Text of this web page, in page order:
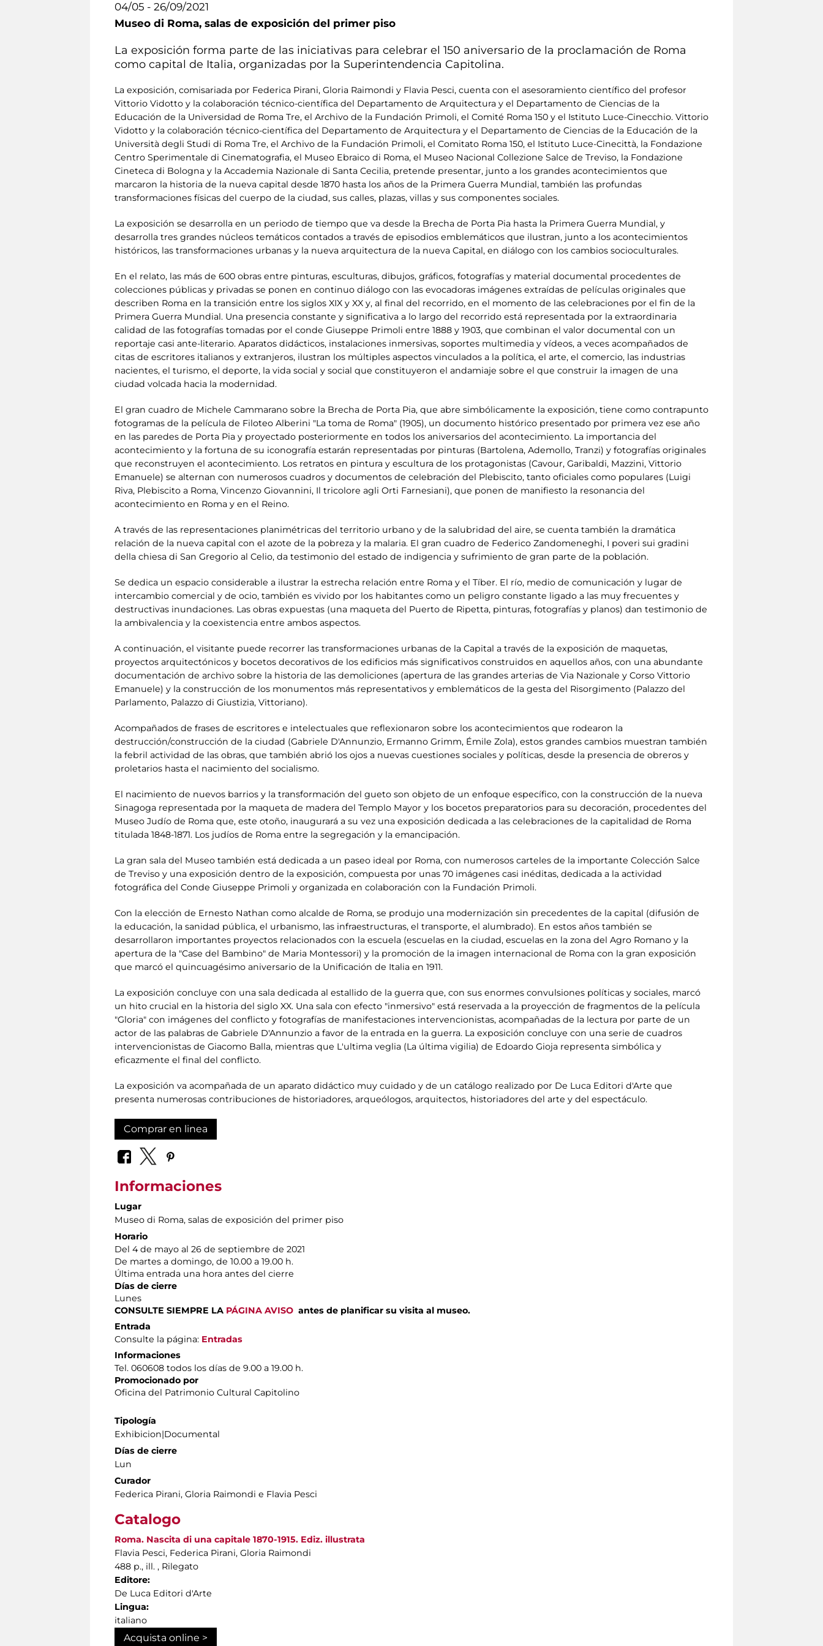
04/05 - 26/09/2021
Museo di Roma, salas de exposición del primer piso
La exposición forma parte de las iniciativas para celebrar el 150 aniversario de la proclamación de Roma
como capital de Italia, organizadas por la Superintendencia Capitolina.
La exposición, comisariada por Federica Pirani, Gloria Raimondi y Flavia Pesci, cuenta con el asesoramiento científico del profesor
Vittorio Vidotto y la colaboración técnico-científica del Departamento de Arquitectura y el Departamento de Ciencias de la
Educación de la Universidad de Roma Tre, el Archivo de la Fundación Primoli, el Comité Roma 150 y el Istituto Luce-Cinecchio. Vittorio
Vidotto y la colaboración técnico-científica del Departamento de Arquitectura y el Departamento de Ciencias de la Educación de la
Università degli Studi di Roma Tre, el Archivo de la Fundación Primoli, el Comitato Roma 150, el Istituto Luce-Cinecittà, la Fondazione
Centro Sperimentale di Cinematografia, el Museo Ebraico di Roma, el Museo Nacional Collezione Salce de Treviso, la Fondazione
Cineteca di Bologna y la Accademia Nazionale di Santa Cecilia, pretende presentar, junto a los grandes acontecimientos que
marcaron la historia de la nueva capital desde 1870 hasta los años de la Primera Guerra Mundial, también las profundas
transformaciones físicas del cuerpo de la ciudad, sus calles, plazas, villas y sus componentes sociales.
La exposición se desarrolla en un periodo de tiempo que va desde la Brecha de Porta Pia hasta la Primera Guerra Mundial, y
desarrolla tres grandes núcleos temáticos contados a través de episodios emblemáticos que ilustran, junto a los acontecimientos
históricos, las transformaciones urbanas y la nueva arquitectura de la nueva Capital, en diálogo con los cambios socioculturales.
En el relato, las más de 600 obras entre pinturas, esculturas, dibujos, gráficos, fotografías y material documental procedentes de
colecciones públicas y privadas se ponen en continuo diálogo con las evocadoras imágenes extraídas de películas originales que
describen Roma en la transición entre los siglos XIX y XX y, al final del recorrido, en el momento de las celebraciones por el fin de la
Primera Guerra Mundial. Una presencia constante y significativa a lo largo del recorrido está representada por la extraordinaria
calidad de las fotografías tomadas por el conde Giuseppe Primoli entre 1888 y 1903, que combinan el valor documental con un
reportaje casi ante-literario. Aparatos didácticos, instalaciones inmersivas, soportes multimedia y vídeos, a veces acompañados de
citas de escritores italianos y extranjeros, ilustran los múltiples aspectos vinculados a la política, el arte, el comercio, las industrias
nacientes, el turismo, el deporte, la vida social y social que constituyeron el andamiaje sobre el que construir la imagen de una
ciudad volcada hacia la modernidad.
El gran cuadro de Michele Cammarano sobre la Brecha de Porta Pia, que abre simbólicamente la exposición, tiene como contrapunto
fotogramas de la película de Filoteo Alberini "La toma de Roma" (1905), un documento histórico presentado por primera vez ese año
en las paredes de Porta Pia y proyectado posteriormente en todos los aniversarios del acontecimiento. La importancia del
acontecimiento y la fortuna de su iconografía estarán representadas por pinturas (Bartolena, Ademollo, Tranzi) y fotografías originales
que reconstruyen el acontecimiento. Los retratos en pintura y escultura de los protagonistas (Cavour, Garibaldi, Mazzini, Vittorio
Emanuele) se alternan con numerosos cuadros y documentos de celebración del Plebiscito, tanto oficiales como populares (Luigi
Riva, Plebiscito a Roma, Vincenzo Giovannini, Il tricolore agli Orti Farnesiani), que ponen de manifiesto la resonancia del
acontecimiento en Roma y en el Reino.
A través de las representaciones planimétricas del territorio urbano y de la salubridad del aire, se cuenta también la dramática
relación de la nueva capital con el azote de la pobreza y la malaria. El gran cuadro de Federico Zandomeneghi, I poveri sui gradini
della chiesa di San Gregorio al Celio, da testimonio del estado de indigencia y sufrimiento de gran parte de la población.
Se dedica un espacio considerable a ilustrar la estrecha relación entre Roma y el Tíber. El río, medio de comunicación y lugar de
intercambio comercial y de ocio, también es vivido por los habitantes como un peligro constante ligado a las muy frecuentes y
destructivas inundaciones. Las obras expuestas (una maqueta del Puerto de Ripetta, pinturas, fotografías y planos) dan testimonio de
la ambivalencia y la coexistencia entre ambos aspectos.
A continuación, el visitante puede recorrer las transformaciones urbanas de la Capital a través de la exposición de maquetas,
proyectos arquitectónicos y bocetos decorativos de los edificios más significativos construidos en aquellos años, con una abundante
documentación de archivo sobre la historia de las demoliciones (apertura de las grandes arterias de Via Nazionale y Corso Vittorio
Emanuele) y la construcción de los monumentos más representativos y emblemáticos de la gesta del Risorgimento (Palazzo del
Parlamento, Palazzo di Giustizia, Vittoriano).
Acompañados de frases de escritores e intelectuales que reflexionaron sobre los acontecimientos que rodearon la
destrucción/construcción de la ciudad (Gabriele D'Annunzio, Ermanno Grimm, Émile Zola), estos grandes cambios muestran también
la febril actividad de las obras, que también abrió los ojos a nuevas cuestiones sociales y políticas, desde la presencia de obreros y
proletarios hasta el nacimiento del socialismo.
El nacimiento de nuevos barrios y la transformación del gueto son objeto de un enfoque específico, con la construcción de la nueva
Sinagoga representada por la maqueta de madera del Templo Mayor y los bocetos preparatorios para su decoración, procedentes del
Museo Judío de Roma que, este otoño, inaugurará a su vez una exposición dedicada a las celebraciones de la capitalidad de Roma
titulada 1848-1871. Los judíos de Roma entre la segregación y la emancipación.
La gran sala del Museo también está dedicada a un paseo ideal por Roma, con numerosos carteles de la importante Colección Salce
de Treviso y una exposición dentro de la exposición, compuesta por unas 70 imágenes casi inéditas, dedicada a la actividad
fotográfica del Conde Giuseppe Primoli y organizada en colaboración con la Fundación Primoli.
Con la elección de Ernesto Nathan como alcalde de Roma, se produjo una modernización sin precedentes de la capital (difusión de
la educación, la sanidad pública, el urbanismo, las infraestructuras, el transporte, el alumbrado). En estos años también se
desarrollaron importantes proyectos relacionados con la escuela (escuelas en la ciudad, escuelas en la zona del Agro Romano y la
apertura de la "Case del Bambino" de Maria Montessori) y la promoción de la imagen internacional de Roma con la gran exposición
que marcó el quincuagésimo aniversario de la Unificación de Italia en 1911.
La exposición concluye con una sala dedicada al estallido de la guerra que, con sus enormes convulsiones políticas y sociales, marcó
un hito crucial en la historia del siglo XX. Una sala con efecto "inmersivo" está reservada a la proyección de fragmentos de la película
"Gloria" con imágenes del conflicto y fotografías de manifestaciones intervencionistas, acompañadas de la lectura por parte de un
actor de las palabras de Gabriele D'Annunzio a favor de la entrada en la guerra. La exposición concluye con una serie de cuadros
intervencionistas de Giacomo Balla, mientras que L'ultima veglia (La última vigilia) de Edoardo Gioja representa simbólica y
eficazmente el final del conflicto.
La exposición va acompañada de un aparato didáctico muy cuidado y de un catálogo realizado por De Luca Editori d'Arte que
presenta numerosas contribuciones de historiadores, arqueólogos, arquitectos, historiadores del arte y del espectáculo.
Comprar en linea
Informaciones
Lugar
Museo di Roma, salas de exposición del primer piso
Horario
Del 4 de mayo al 26 de septiembre de 2021
De martes a domingo, de 10.00 a 19.00 h.
Última entrada una hora antes del cierre
Días de cierre
Lunes
CONSULTE SIEMPRE LA PÁGINA AVISO antes de planificar su visita al museo.
Entrada
Consulte la página: Entradas
Informaciones
Tel. 060608 todos los días de 9.00 a 19.00 h.
Promocionado por
Oficina del Patrimonio Cultural Capitolino
Tipología
Exhibicion|Documental
Días de cierre
Lun
Curador
Federica Pirani, Gloria Raimondi e Flavia Pesci
Catalogo
Roma. Nascita di una capitale 1870-1915. Ediz. illustrata
Flavia Pesci, Federica Pirani, Gloria Raimondi
488 p., ill. , Rilegato
Editore:
De Luca Editori d'Arte
Lingua:
italiano
Acquista online >